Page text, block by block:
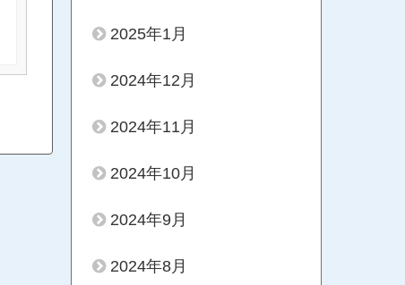
2025年1月
2024年12月
2024年11月
2024年10月
2024年9月
2024年8月